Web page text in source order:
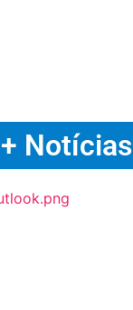
+ Notícias